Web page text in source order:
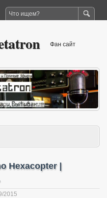
Фан сайт
Hexacopter |
2015